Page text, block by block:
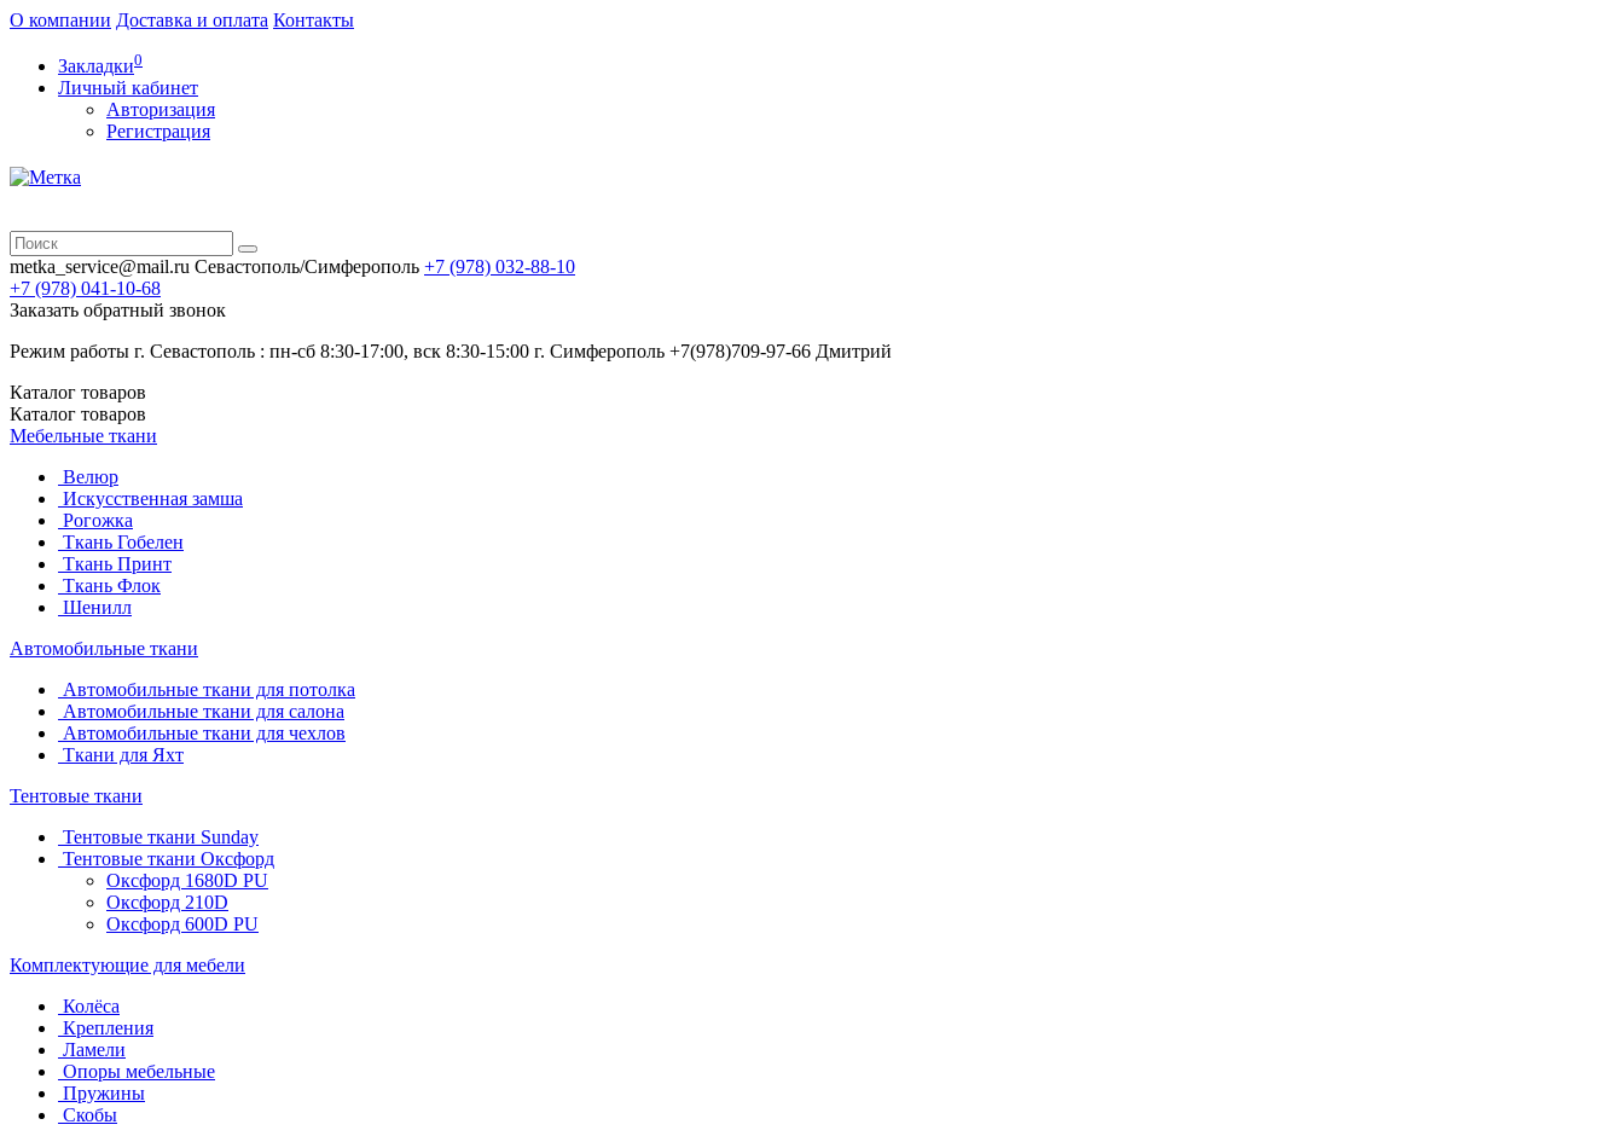
О компании Доставка и оплата Контакты
Закладки0
Личный кабинет
Авторизация
Регистрация
metka_service@mail.ru Севастополь/Симферополь +7 (978) 032-88-10
+7 (978) 041-10-68
Заказать обратный звонок
Режим работы г. Севастополь : пн-сб 8:30-17:00, вск 8:30-15:00 г. Симферополь +7(978)709-97-66 Дмитрий
Каталог товаров
Каталог товаров
Мебельные ткани
Велюр
Искусственная замша
Рогожка
Ткань Гобелен
Ткань Принт
Ткань Флок
Шенилл
Автомобильные ткани
Автомобильные ткани для потолка
Автомобильные ткани для салона
Автомобильные ткани для чехлов
Ткани для Яхт
Тентовые ткани
Тентовые ткани Sunday
Тентовые ткани Оксфорд
Оксфорд 1680D PU
Оксфорд 210D
Оксфорд 600D PU
Комплектующие для мебели
Колёса
Крепления
Ламели
Опоры мебельные
Пружины
Скобы